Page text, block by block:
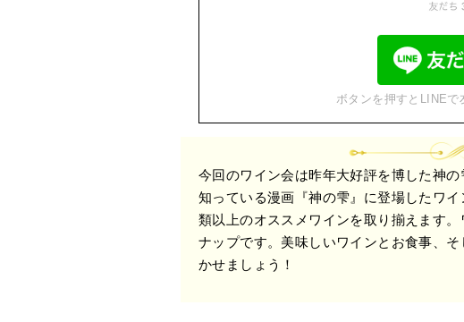
ボタンを押すとLINEで
今回のワイン会は昨年大好評を博した神
知っている漫画『神の雫』に登場したワ
類以上のオススメワインを取り揃えます
ナップです。美味しいワインとお食事、
かせましょう！